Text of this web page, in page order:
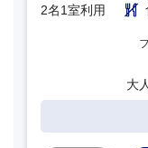
2名1室利用
大